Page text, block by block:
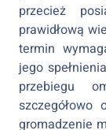
przecież
prawidłową
termin
jego
przebiegu
gromadzenie